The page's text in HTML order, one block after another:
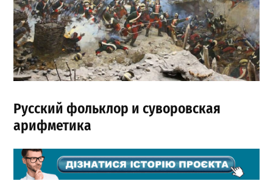
Русский фольклор и суворовская
арифметика